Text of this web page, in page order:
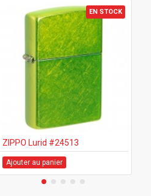
EN STOCK
ZIPPO Lurid #24513
Ajouter au panier